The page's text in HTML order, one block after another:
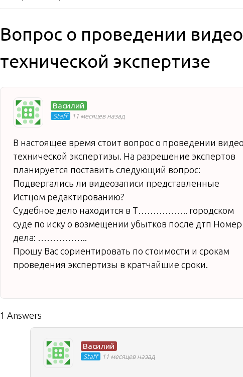
Вопрос о проведении видео
технической экспертизе
Василий
Staff 11 месяцев назад
В настоящее время стоит вопрос о проведении
технической экспертизы. На разрешение экспертов
планируется поставить следующий вопрос:
Подвергались ли видеозаписи представленные
Истцом редактированию?
Судебное дело находится в Т…………….. городском
суде по иску о возмещении убытков после дтп Номер
дела: ……………..
Прошу Вас сориентировать по стоимости и срокам
проведения экспертизы в кратчайшие сроки.
1 Answers
Василий
Staff 11 месяцев назад